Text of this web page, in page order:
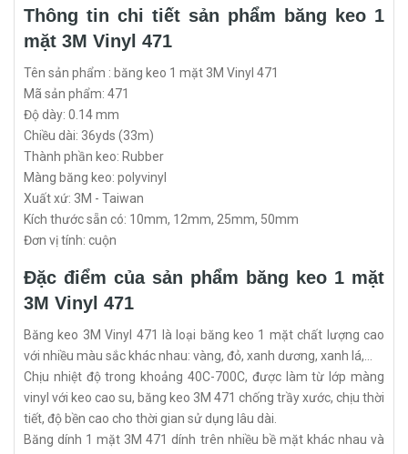
Thông tin chi tiết sản phẩm băng keo 1
mặt 3M Vinyl 471
Tên sản phẩm : băng keo 1 mặt 3M Vinyl 471
Mã sản phẩm: 471
Độ dày: 0.14 mm
Chiều dài: 36yds (33m)
Thành phần keo: Rubber
Màng băng keo: polyvinyl
Xuất xứ: 3M - Taiwan
Kích thước sẵn có: 10mm, 12mm, 25mm, 50mm
Đơn vị tính: cuộn
Đặc điểm của sản phẩm băng keo 1 mặt
3M Vinyl 471
Băng keo 3M Vinyl 471 là loại băng keo 1 mặt chất lượng cao
với nhiều màu sắc khác nhau: vàng, đỏ, xanh dương, xanh lá,…
Chịu nhiệt độ trong khoảng 40C-700C, được làm từ lớp màng
vinyl với keo cao su, băng keo 3M 471 chống trầy xước, chịu thời
tiết, độ bền cao cho thời gian sử dụng lâu dài.
Băng dính 1 mặt 3M 471 dính trên nhiều bề mặt khác nhau và